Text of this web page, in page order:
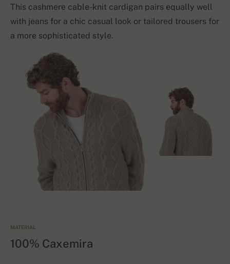
This cashmere cable-knit cardigan pairs equally well
with jeans for a chic casual look or tailored trousers for
a more sophisticated style.
MATERIAL
100% Caxemira